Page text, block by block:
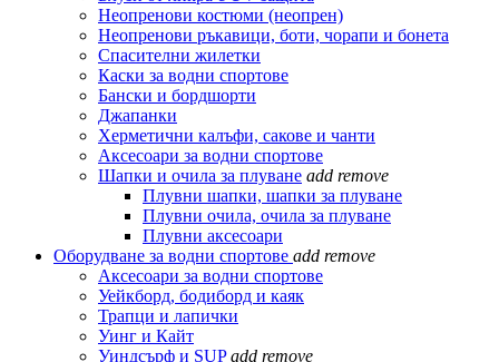
Неопренови костюми (неопрен)
Неопренови ръкавици, боти, чорапи и бонета
Спасителни жилетки
Каски за водни спортове
Бански и бордшорти
Джапанки
Херметични калъфи, сакове и чанти
Аксесоари за водни спортове
Шапки и очила за плуване add remove
Плувни шапки, шапки за плуване
Плувни очила, очила за плуване
Плувни аксесоари
Оборудване за водни спортове add remove
Аксесоари за водни спортове
Уейкборд, бодиборд и каяк
Трапци и лапички
Уинг и Кайт
Уиндсърф и SUP add remove